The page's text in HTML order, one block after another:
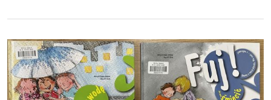
Obraz